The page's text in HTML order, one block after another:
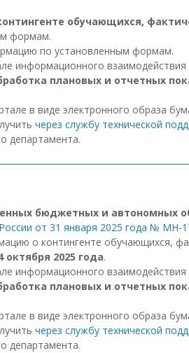
обучающихся,
формам.
по установленным формам.
информационного
плановых и отчетных
в виде электронного образа
через службу технической
департамента.
бюджетных и автономных
от 31 января 2025 года № МН-
о контингенте обучающихся,
октября 2025 года.
информационного
плановых и отчетных
в виде электронного образа
через службу технической
департамента.